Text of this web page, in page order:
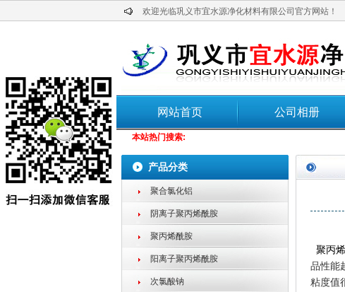
欢迎光临巩义市宜水源净化材料有限公司官方网站！
网站首页 公司相册
本站热门搜索:
产品分类
聚合氯化铝
阴离子聚丙烯酰胺
聚丙烯酰胺
阳离子聚丙烯酰胺
次氯酸钠
聚丙
品性能
粘度值